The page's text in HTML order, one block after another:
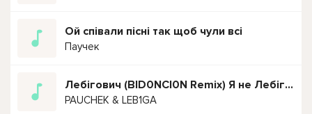
Ой співали пісні так щоб чули всі
Паучек
Лебігович (BID0NCI0N Remix) Я не Лебіга я Лебігович
PAUCHEK & LEB1GA